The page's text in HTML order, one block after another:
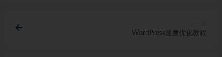
WordPress速度优化教程